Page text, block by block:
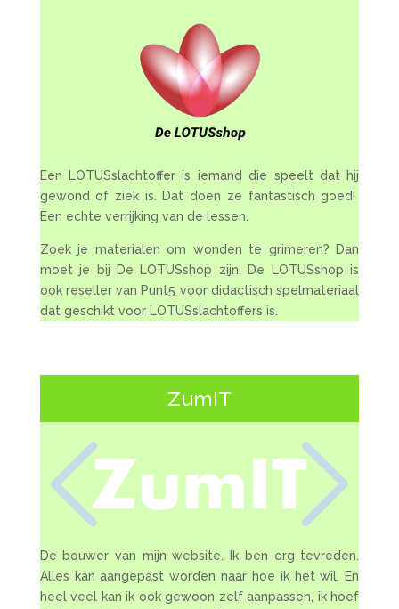
Een LOTUSslachtoffer is iemand die speelt dat hij
gewond of ziek is. Dat doen ze fantastisch goed!
Een echte verrijking van de lessen.
Zoek je materialen om wonden te grimeren? Dan
moet je bij De LOTUSshop zijn. De LOTUSshop is
ook reseller van Punt5 voor didactisch spelmateriaal
dat geschikt voor LOTUSslachtoffers is.
ZumIT
De bouwer van mijn website. Ik ben erg tevreden.
Alles kan aangepast worden naar hoe ik het wil. En
heel veel kan ik ook gewoon zelf aanpassen, ik hoef